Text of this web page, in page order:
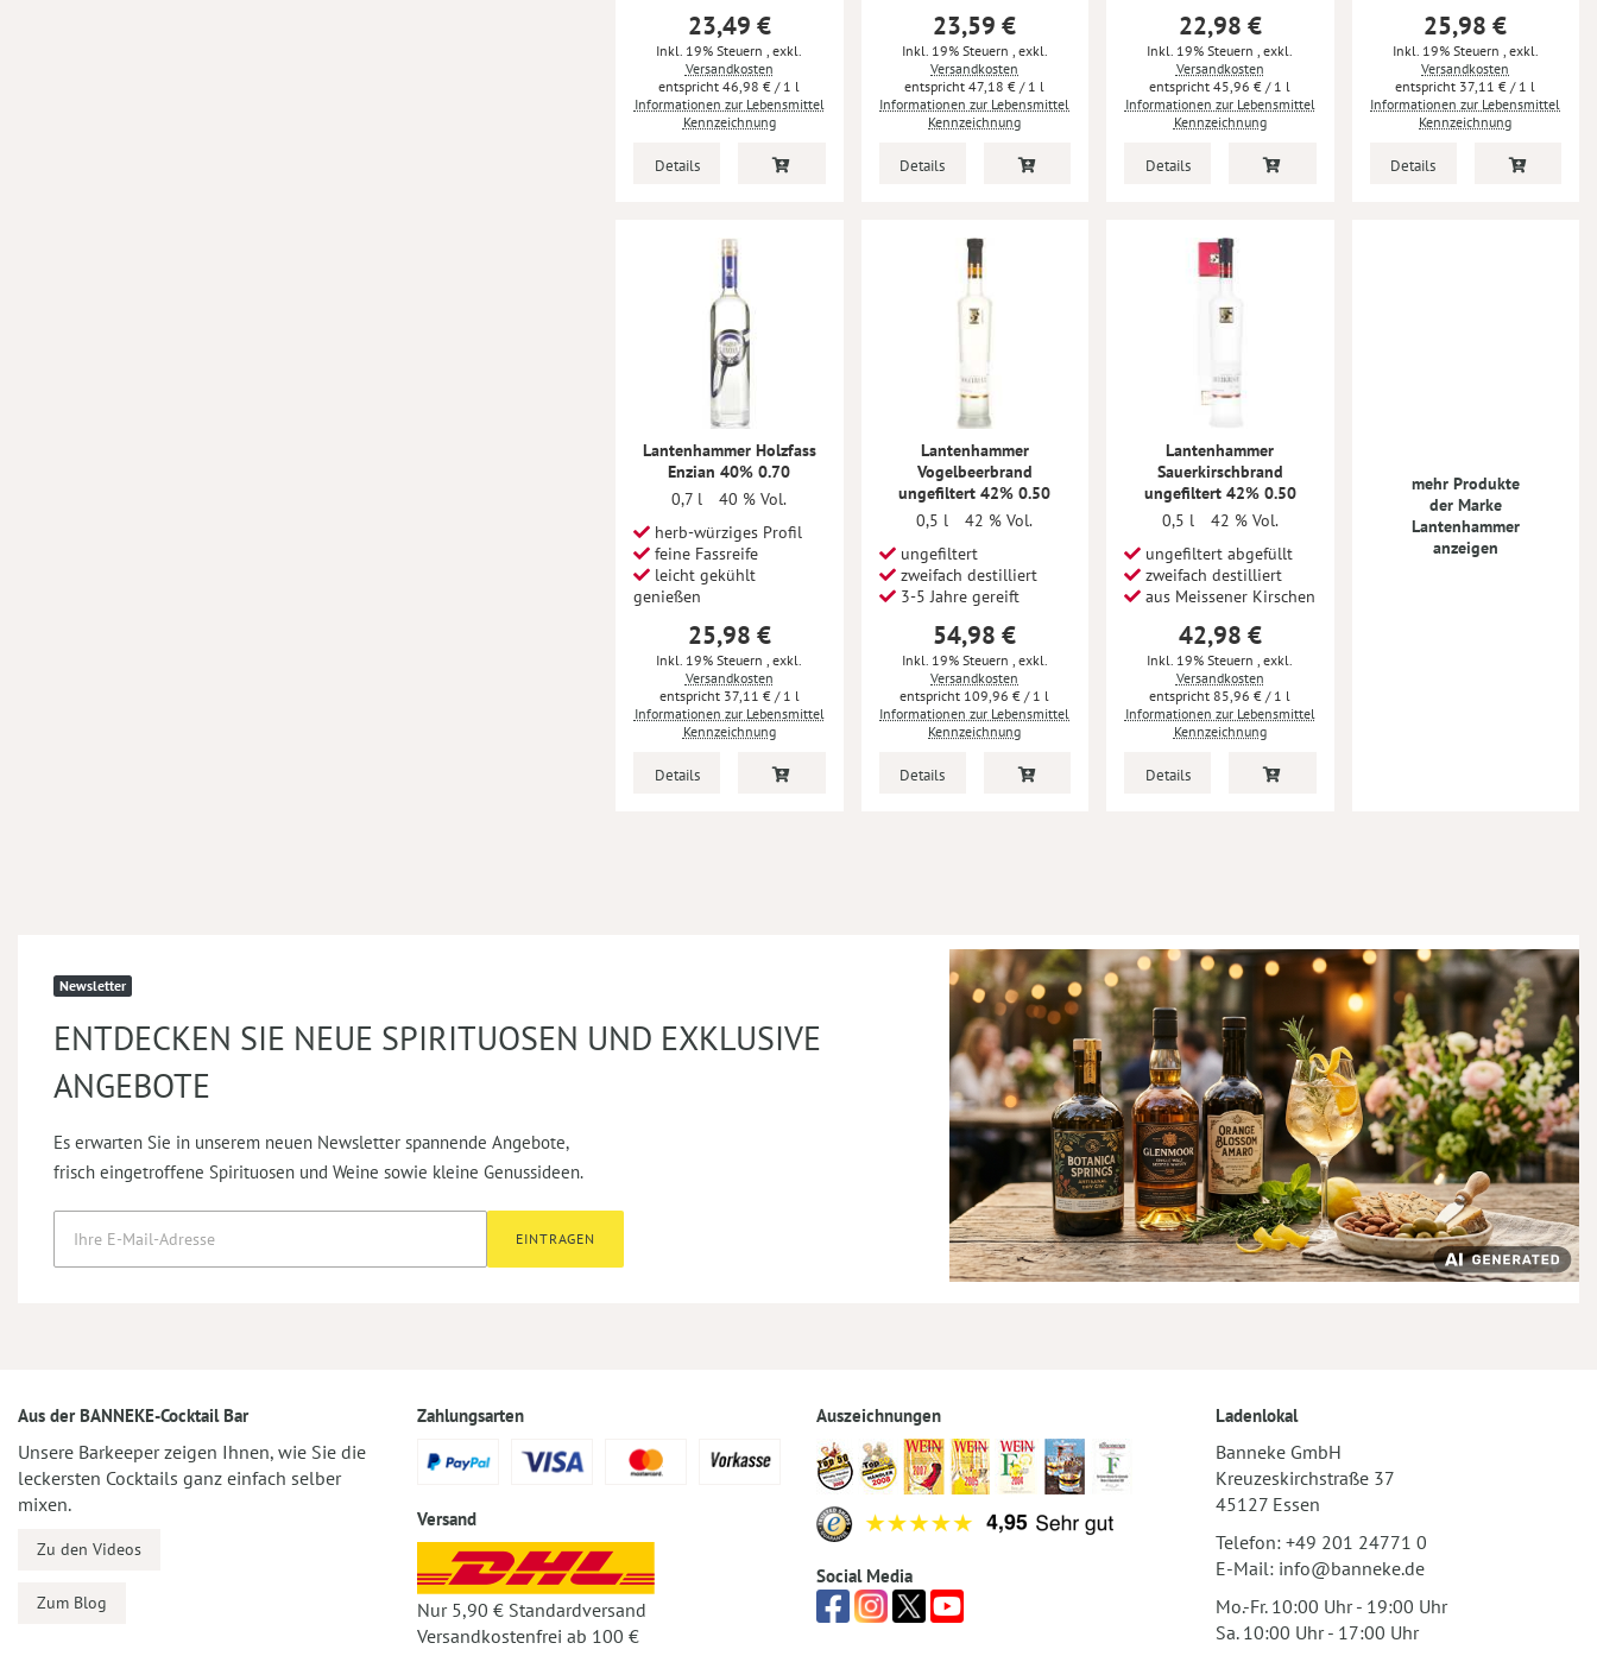
23,49 €
Inkl. 19% Steuern
exkl.
Versandkosten
46,98 € / 1 l
Informationen zur Lebensmittel
Kennzeichnung
Details
23,59 €
Inkl. 19% Steuern exkl.
Versandkosten
47,18 € / 1 l
Informationen zur Lebensmittel
Kennzeichnung
Details
22,98 €
Inkl. 19% Steuern
exkl.
Versandkosten
45,96 € / 1 l
Informationen zur Lebensmittel
Kennzeichnung
Details
25,98 €
Inkl. 19% Steuern exkl.
Versandkosten
37,11 € / 1 l
Informationen zur Lebensmittel
Kennzeichnung
Details
Lantenhammer Holzfass
Enzian 40% 0.70
0,7 l
40 % Vol.
herb-würziges Profil
feine Fassreife
leicht gekühlt
genießen
25,98 €
Inkl. 19% Steuern, exkl.
Versandkosten
37,11 €/ 1 l
Informationen zur Lebensmittel
Kennzeichnung
Details
Lantenhammer
Vogelbeerbrand
ungefiltert 42% 0.50
0,5 l
42 % Vol.
ungefiltert
zweifach destilliert
3-5 Jahre gereift
54,98 €
Inkl. 19% Steuern , exkl.
Versandkosten
109,96 € / 1 l
Informationen zur Lebensmittel
Kennzeichnung
Details
Lantenhammer
Sauerkirschbrand
ungefiltert 42% 0.50
0,5 l
42 % Vol.
ungefiltert abgefüllt
zweifach destilliert
aus Meissener Kirschen
42,98 €
Inkl. 19% Steuern, exkl.
Versandkosten
85,96 € / 1 l
Informationen zur Lebensmittel
Kennzeichnung
Details
mehr Produkte
der Marke
Lantenhammer
anzeigen
Newsletter
ENTDECKEN SIE NEUE SPIRITUOSEN UND EXKLUSIVE
ANGEBOTE
Es erwarten Sie in unserem neuen Newsletter spannende Angebote,
frisch eingetroffene Spirituosen und Weine sowie kleine Genussideen.
EINTRAGEN
Aus der BANNEKE-Cocktail Bar
Unsere Barkeeper zeigen Ihnen, wie Sie die
leckersten Cocktails ganz einfach selber
mixen.
Zu den Videos
Zum Blog
Zahlungsarten
Versand
Nur 5,90 € Standardversand
Versandkostenfrei ab 100 €
Auszeichnungen
Social Media
Ladenlokal
Banneke GmbH
Kreuzeskirchstraße 37
45127 Essen
Telefon: +49 201 24771 0
E-Mail: info@banneke.de
Mo.-Fr. 10:00 Uhr - 19:00 Uhr
Sa. 10:00 Uhr - 17:00 Uhr